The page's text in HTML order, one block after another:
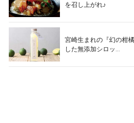
を召し上がれ♪
宮崎生まれの『幻の柑
した無添加シロッ...